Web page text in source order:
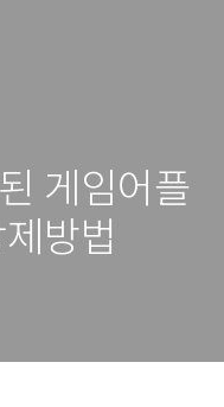
게임어플
방법